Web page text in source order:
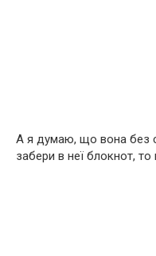
А я думаю, що вона без
забери в неї блокнот, то